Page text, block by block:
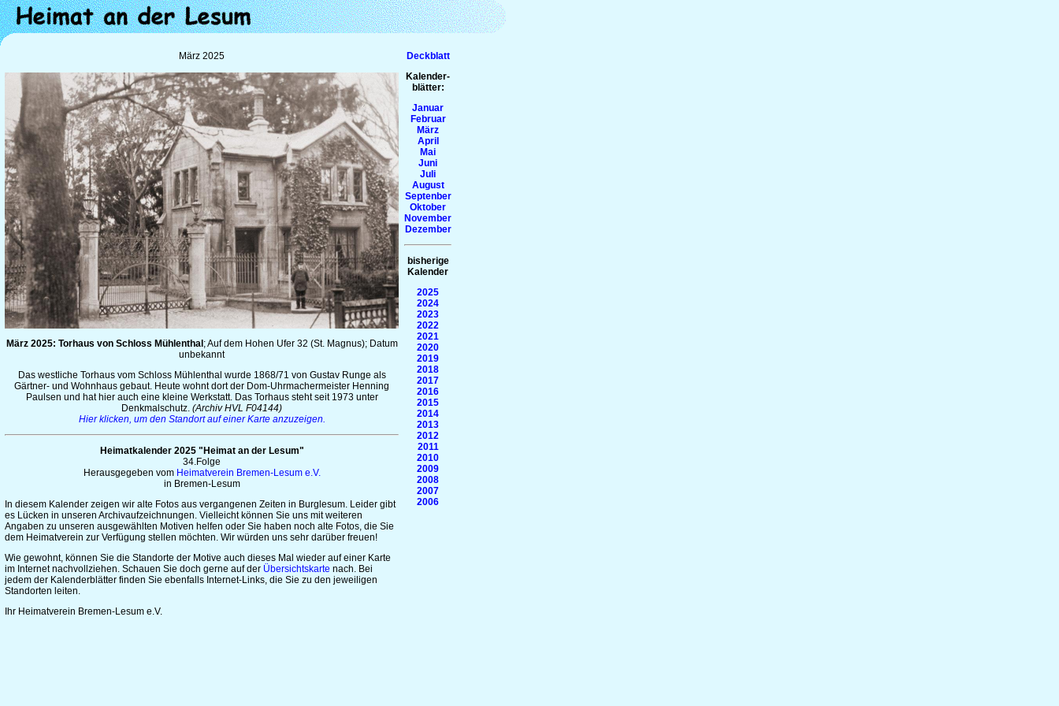
März 2025
März 2025: Torhaus von Schloss Mühlenthal ; Auf dem Hohen Ufer 32 (St. Magnus); Datum
unbekannt
Das westliche Torhaus vom Schloss Mühlenthal wurde 1868/71 von Gustav Runge als
Gärtner- und Wohnhaus gebaut. Heute wohnt dort der Dom-Uhrmachermeister Henning
Paulsen und hat hier auch eine kleine Werkstatt. Das Torhaus steht seit 1973 unter
Denkmalschutz. (Archiv HVL F04144)
Hier klicken, um den Standort auf einer Karte anzuzeigen.
Heimatkalender 2025 "Heimat an der Lesum"
34.Folge
Herausgegeben vom Heimatverein Bremen-Lesum e.V.
in Bremen-Lesum
In diesem Kalender zeigen wir alte Fotos aus vergangenen Zeiten in Burglesum. Leider gibt
es Lücken in unseren Archivaufzeichnungen. Vielleicht können Sie uns mit weiteren
Angaben zu unseren ausgewählten Motiven helfen oder Sie haben noch alte Fotos, die Sie
dem Heimatverein zur Verfügung stellen möchten. Wir würden uns sehr darüber freuen!
Wie gewohnt, können Sie die Standorte der Motive auch dieses Mal wieder auf einer Karte
im Internet nachvollziehen. Schauen Sie doch gerne auf der Übersichtskarte nach. Bei
jedem der Kalenderblätter finden Sie ebenfalls Internet-Links, die Sie zu den jeweiligen
Standorten leiten.
Ihr Heimatverein Bremen-Lesum e.V.
Deckblatt
Kalender-
blätter:
Januar
Februar
März
April
Mai
Juni
Juli
August
Septenber
Oktober
November
Dezember
bisherige
Kalender
2025
2024
2023
2022
2021
2020
2019
2018
2017
2016
2015
2014
2013
2012
2011
2010
2009
2008
2007
2006